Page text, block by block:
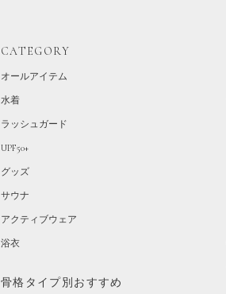
CATEGORY
オールアイテム
水着
ラッシュガード
UPF50+
グッズ
サウナ
アクティブウェア
浴衣
骨格タイプ別おすすめ